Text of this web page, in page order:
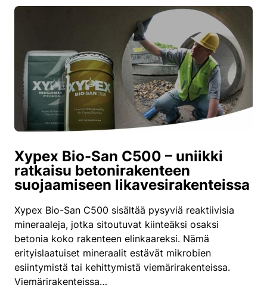
Xypex Bio-San C500 – uniikki
ratkaisu betonirakenteen
suojaamiseen likavesirakenteissa
Xypex Bio-San C500 sisältää pysyviä reaktiivisia
mineraaleja, jotka sitoutuvat kiinteäksi osaksi
betonia koko rakenteen elinkaareksi. Nämä
erityislaatuiset mineraalit estävät mikrobien
esiintymistä tai kehittymistä viemärirakenteissa.
Viemärirakenteissa…